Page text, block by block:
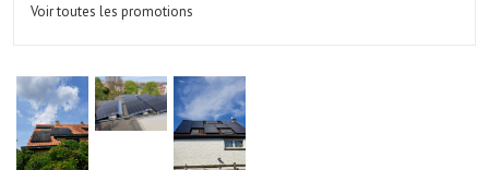
Voir toutes les promotions